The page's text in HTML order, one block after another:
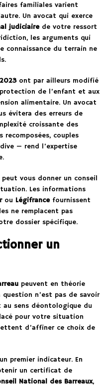
familiales varient
Un avocat qui exerce
judiciairede votre ressort
les arguments qui
connaissance du terrain ne
ont par ailleurs modifié
de l’enfant et aux
alimentaire. Un avocat
évitera des erreurs de
croissante des
couples
— rend l’expertise
vous donner un conseil
Les informations
ou Légifrancefournissent
ne remplacent pas
dossier spécifique.
un
peuvent en théorie
n’est pas de savoir
sens déontologique du
pour votre situation
d’affiner ce choix de
premier indicateur. En
un certificat de
National des Barreaux,